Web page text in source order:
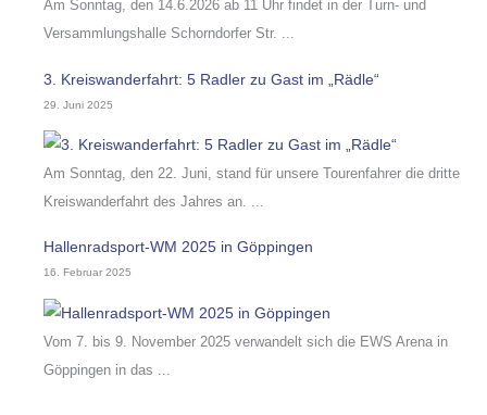
Am Sonntag, den 14.6.2026 ab 11 Uhr findet in der Turn- und
Versammlungshalle Schorndorfer Str. ...
3. Kreiswanderfahrt: 5 Radler zu Gast im „Rädle“
29. Juni 2025
Am Sonntag, den 22. Juni, stand für unsere Tourenfahrer die dritte
Kreiswanderfahrt des Jahres an. ...
Hallenradsport-WM 2025 in Göppingen
16. Februar 2025
Vom 7. bis 9. November 2025 verwandelt sich die EWS Arena in
Göppingen in das ...